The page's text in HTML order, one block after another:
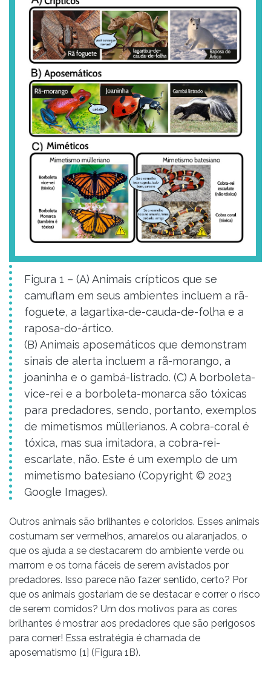
Figura 1 – (A) Animais crípticos que se
camuflam em seus ambientes incluem a rã-
foguete, a lagartixa-de-cauda-de-folha e a
raposa-do-ártico.
(B) Animais aposemáticos que demonstram
sinais de alerta incluem a rã-morango, a
joaninha e o gambá-listrado. (C) A borboleta-
vice-rei e a borboleta-monarca são tóxicas
para predadores, sendo, portanto, exemplos
de mimetismos müllerianos. A cobra-coral é
tóxica, mas sua imitadora, a cobra-rei-
escarlate, não. Este é um exemplo de um
mimetismo batesiano (Copyright © 2023
Google Images).
Outros animais são brilhantes e coloridos. Esses animais
costumam ser vermelhos, amarelos ou alaranjados, o
que os ajuda a se destacarem do ambiente verde ou
marrom e os torna fáceis de serem avistados por
predadores. Isso parece não fazer sentido, certo? Por
que os animais gostariam de se destacar e correr o risco
de serem comidos? Um dos motivos para as cores
brilhantes é mostrar aos predadores que são perigosos
para comer! Essa estratégia é chamada de
aposematismo [1] (Figura 1B).